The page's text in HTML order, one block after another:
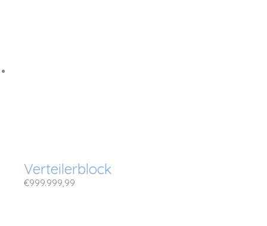
Verteilerblock
€999.999,99